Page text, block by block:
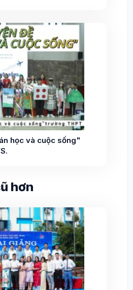
học và cuộc sống"
hơn